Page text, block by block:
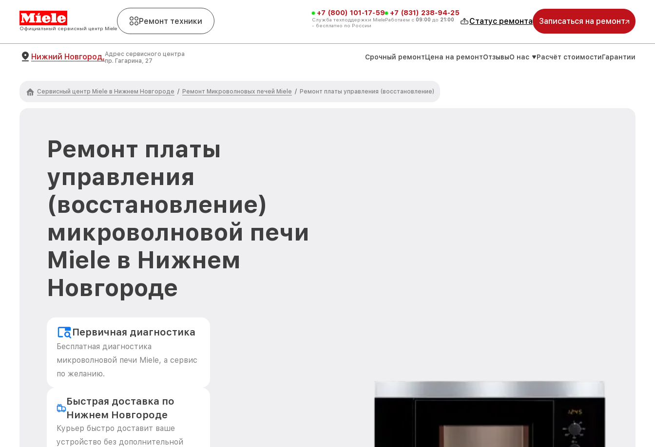
Официальный сервисный центр Miele
Ремонт техники
+7 (800) 101-17-59
Служба техподдержки Miele
- бесплатно по России
+7 (831) 238-94-25
Работаем с 09:00 до 21:00 Статус ремонта Записаться на ремонт
Нижний Новгород,Адрес сервисного центра
пр. Гагарина, 27
Срочный ремонтЦена на ремонтОтзывыО нас Расчёт стоимостиГарантии
Сервисный центр Miele в Нижнем Новгороде / Ремонт Микроволновых печей Miele / Ремонт платы управления (восстановление)
Ремонт платы
управления
(восстановление)
микроволновой печи
Miele в Нижнем
Новгороде
Первичная диагностика
Бесплатная диагностика
микроволновой печи Miele, а сервис
по желанию.
Быстрая доставка по
Нижнем Новгороде
Курьер быстро доставит ваше
устройство без дополнительной